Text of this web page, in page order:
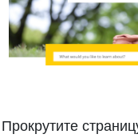
Прокрутите